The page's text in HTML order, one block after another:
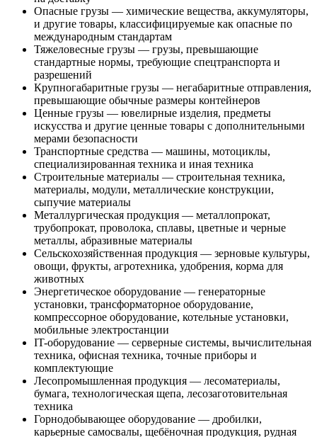
Опасные грузы — химические вещества, аккумуляторы,
и другие товары, классифицируемые как опасные по
международным стандартам
Тяжеловесные грузы — грузы, превышающие
стандартные нормы, требующие спецтранспорта и
разрешений
Крупногабаритные грузы — негабаритные отправления,
превышающие обычные размеры контейнеров
Ценные грузы — ювелирные изделия, предметы
искусства и другие ценные товары с дополнительными
мерами безопасности
Транспортные средства — машины, мотоциклы,
специализированная техника и иная техника
Строительные материалы — строительная техника,
материалы, модули, металлические конструкции,
сыпучие материалы
Металлургическая продукция — металлопрокат,
трубопрокат, проволока, сплавы, цветные и черные
металлы, абразивные материалы
Сельскохозяйственная продукция — зерновые культуры,
овощи, фрукты, агротехника, удобрения, корма для
животных
Энергетическое оборудование — генераторные
установки, трансформаторное оборудование,
компрессорное оборудование, котельные установки,
мобильные электростанции
IT-оборудование — серверные системы, вычислительная
техника, офисная техника, точные приборы и
комплектующие
Лесопромышленная продукция — лесоматериалы,
бумага, технологическая щепа, лесозаготовительная
техника
Горнодобывающее оборудование — дробилки,
карьерные самосвалы, щебёночная продукция, рудная